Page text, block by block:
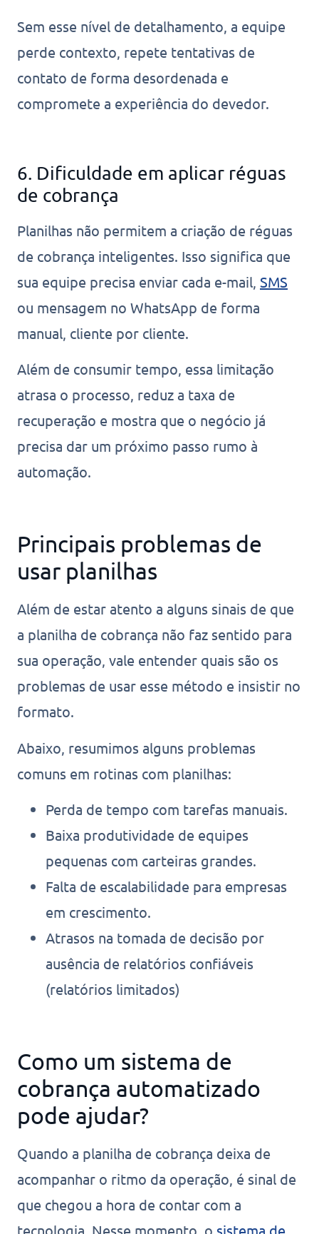
Sem esse nível de detalhamento, a equipe
perde contexto, repete tentativas de
contato de forma desordenada e
compromete a experiência do devedor.
6. Dificuldade em aplicar réguas
de cobrança
Planilhas não permitem a criação de réguas
de cobrança inteligentes. Isso significa que
sua equipe precisa enviar cada e-mail, SMS
ou mensagem no WhatsApp de forma
manual, cliente por cliente.
Além de consumir tempo, essa limitação
atrasa o processo, reduz a taxa de
recuperação e mostra que o negócio já
precisa dar um próximo passo rumo à
automação.
Principais problemas de
usar planilhas
Além de estar atento a alguns sinais de que
a planilha de cobrança não faz sentido para
sua operação, vale entender quais são os
problemas de usar esse método e insistir no
formato.
Abaixo, resumimos alguns problemas
comuns em rotinas com planilhas:
Perda de tempo com tarefas manuais.
Baixa produtividade de equipes
pequenas com carteiras grandes.
Falta de escalabilidade para empresas
em crescimento.
Atrasos na tomada de decisão por
ausência de relatórios confiáveis
(relatórios limitados)
Como um sistema de
cobrança automatizado
pode ajudar?
Quando a planilha de cobrança deixa de
acompanhar o ritmo da operação, é sinal de
que chegou a hora de contar com a
tecnologia. Nesse momento, o sistema de